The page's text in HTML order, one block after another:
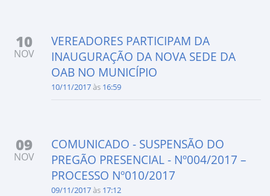
10
NOV
VEREADORES PARTICIPAM DA
INAUGURAÇÃO DA NOVA SEDE DA
OAB NO MUNICÍPIO
10/11/2017às 16:59
09
NOV
COMUNICADO - SUSPENSÃO DO
PREGÃO PRESENCIAL - Nº004/2017 –
PROCESSO Nº010/2017
09/11/2017às 17:12